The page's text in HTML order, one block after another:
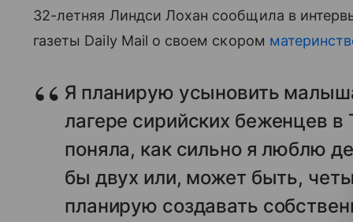
32-летняя Линдси Лохан сообщила в
газеты Daily Mail о своем скором
Я планирую усыновить
лагере сирийских беженцев
поняла, как сильно я люблю
бы двух или, может быть,
планирую создавать